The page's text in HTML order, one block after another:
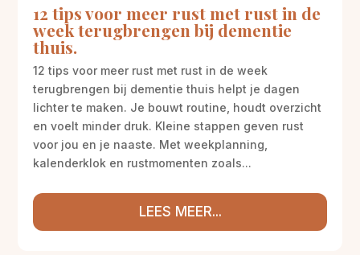
12 tips voor meer rust met rust in de
week terugbrengen bij dementie
thuis.
12 tips voor meer rust met rust in de week
terugbrengen bij dementie thuis helpt je dagen
lichter te maken. Je bouwt routine, houdt overzicht
en voelt minder druk. Kleine stappen geven rust
voor jou en je naaste. Met weekplanning,
kalenderklok en rustmomenten zoals...
LEES MEER...